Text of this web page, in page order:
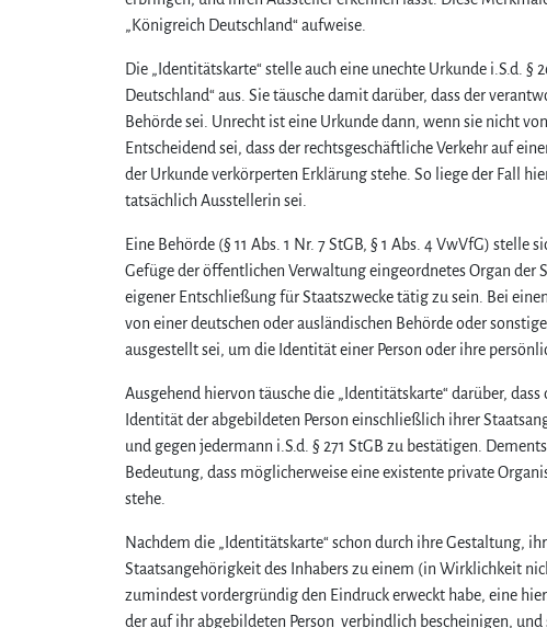
„Königreich Deutschland“ aufweise.
Die „Identitätskarte“ stelle auch eine unechte Urkunde i.S.d. §
Deutschland“ aus. Sie täusche damit darüber, dass der
Behörde sei. Unrecht ist eine Urkunde dann, wenn sie nicht
Entscheidend sei, dass der rechtsgeschäftliche Verkehr auf
der Urkunde verkörperten Erklärung stehe. So liege der Fall
tatsächlich Ausstellerin sei.
Eine Behörde (§ 11 Abs. 1 Nr. 7 StGB, § 1 Abs. 4 VwVfG)
Gefüge der öffentlichen Verwaltung eingeordnetes Organ
eigener Entschließung für Staatszwecke tätig zu sein. Bei
von einer deutschen oder ausländischen Behörde oder
ausgestellt sei, um die Identität einer Person oder ihre
Ausgehend hiervon täusche die „Identitätskarte“ darüber,
Identität der abgebildeten Person einschließlich ihrer
und gegen jedermann i.S.d. § 271 StGB zu bestätigen.
Bedeutung, dass möglicherweise eine existente private
stehe.
Nachdem die „Identitätskarte“ schon durch ihre Gestaltung,
Staatsangehörigkeit des Inhabers zu einem (in Wirklichkeit
zumindest vordergründig den Eindruck erweckt habe, eine
der auf ihr abgebildeten Person verbindlich bescheinigen,